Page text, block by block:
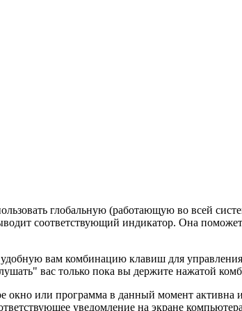
глобальную (работающую во всей
соответствующий индикатор. Она
вам комбинацию клавиш для
вас только пока вы держите нажатой
окно или программа в данный момент
уведомление на экране